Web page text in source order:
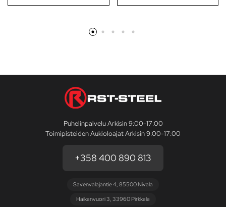
Puhelinpalvelu Arkisin 9:00-17:00
Toimipisteiden Aukioloajat Arkisin 9:00-17:00
+358 400 890 813
Savenvalajantie 4, 85500 Nivala
Haikanvuori 3, 33960 Pirkkala